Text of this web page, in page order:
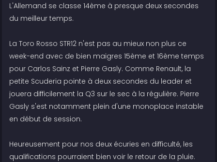
L'Allemand se classe 14ème à presque deux secondes
du meilleur temps.
La Toro Rosso STR12 n'est pas au mieux non plus ce
week-end avec de bien maigres 15ème et 16ème temps
pour Carlos Sainz et Pierre Gasly. Comme Renault, la
petite Scuderia pointe à deux secondes du leader et
jouera difficilement la Q3 sur le sec à la régulière. Pierre
Gasly s'est notamment plein d'une monoplace instable
en début de session.
Heureusement pour nos deux écuries en difficulté, les
qualifications pourraient bien voir le retour de la pluie.